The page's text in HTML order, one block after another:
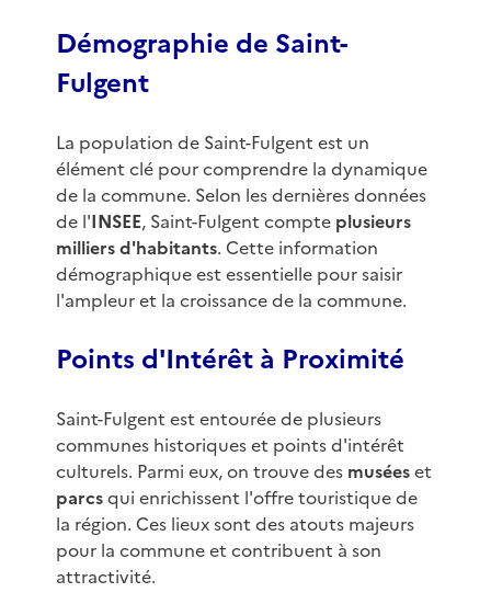
Démographie de Saint-
Fulgent
La population de Saint-Fulgent est un
élément clé pour comprendre la dynamique
de la commune. Selon les dernières données
de l'INSEE, Saint-Fulgent compte plusieurs
milliers d'habitants. Cette information
démographique est essentielle pour saisir
l'ampleur et la croissance de la commune.
Points d'Intérêt à Proximité
Saint-Fulgent est entourée de plusieurs
communes historiques et points d'intérêt
culturels. Parmi eux, on trouve des muséeset
parcsqui enrichissent l'offre touristique de
la région. Ces lieux sont des atouts majeurs
pour la commune et contribuent à son
attractivité.